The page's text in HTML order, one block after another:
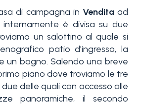
di campagna in Venditaad
internamente è divisa su due
un salottino al quale si
patio d'ingresso, la
un bagno. Salendo una breve
piano dove troviamo le tre
delle quali con accesso alle
panoramiche, il secondo